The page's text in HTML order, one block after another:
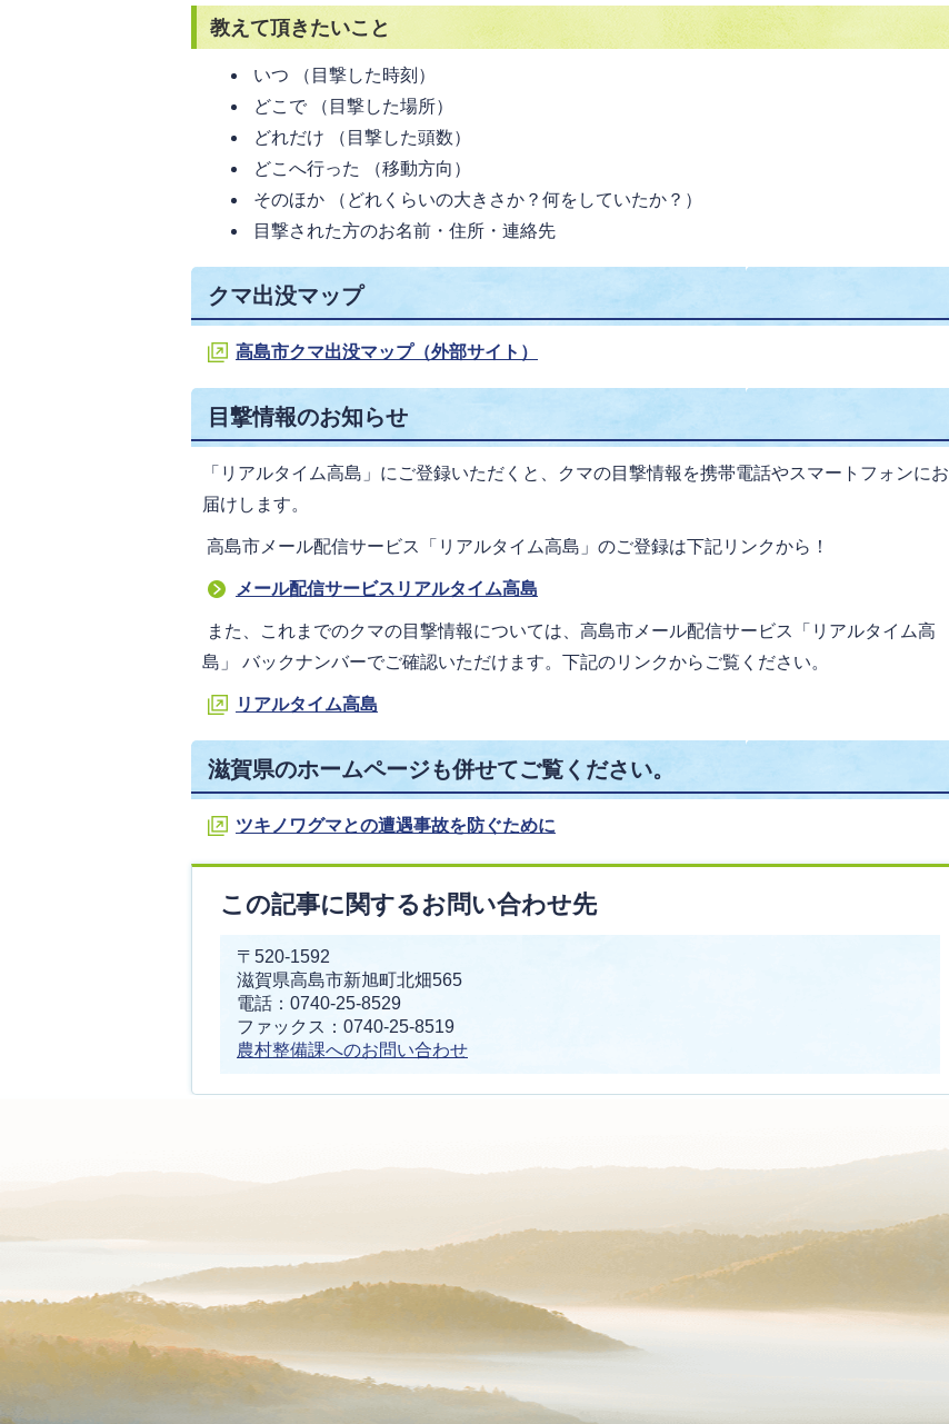
教えて頂きたいこと
いつ （目撃した時刻）
どこで （目撃した場所）
どれだけ （目撃した頭数）
どこへ行った （移動方向）
そのほか （どれくらいの大きさか？何をしていたか？）
目撃された方のお名前・住所・連絡先
クマ出没マップ
高島市クマ出没マップ（外部サイト）
目撃情報のお知らせ
「リアルタイム高島」にご登録いただくと、クマの目撃情報を携帯電話やスマートフォンにお
届けします。
高島市メール配信サービス「リアルタイム高島」のご登録は下記リンクから！
メール配信サービスリアルタイム高島
また、これまでのクマの目撃情報については、高島市メール配信サービス「リアルタイム高
島」 バックナンバーでご確認いただけます。下記のリンクからご覧ください。
リアルタイム高島
滋賀県のホームページも併せてご覧ください。
ツキノワグマとの遭遇事故を防ぐために
この記事に関するお問い合わせ先
〒520-1592
滋賀県高島市新旭町北畑565
電話：0740-25-8529
ファックス：0740-25-8519
農村整備課へのお問い合わせ